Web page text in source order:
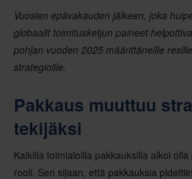
Vuosien epävakauden jälkeen, joka
globaalit toimitusketjun paineet
pohjan vuoden 2025 määrittäneille
strategioille.
Pakkaus muuttuu
tekijäksi
Kaikilla toimialoilla pakkauksilla alkoi
rooli. Sen sijaan, että pakkauksia